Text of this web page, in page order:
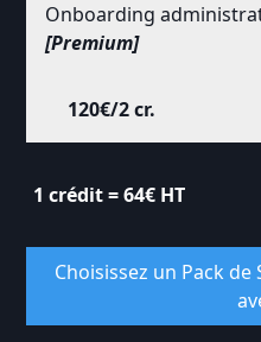
Onboarding
[Premium]
120€/2 cr.
1 crédit = 64€ HT
Choisissez un Pack